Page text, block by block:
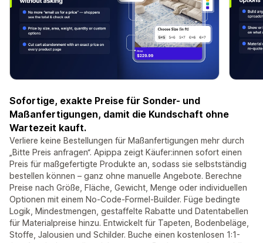
Sofortige, exakte Preise für Sonder- und
Maßanfertigungen, damit die Kundschaft ohne
Wartezeit kauft.
Verliere keine Bestellungen für Maßanfertigungen mehr durch
„Bitte Preis anfragen“. Apippa zeigt Käufer:innen sofort einen
Preis für maßgefertigte Produkte an, sodass sie selbstständig
bestellen können – ganz ohne manuelle Angebote. Berechne
Preise nach Größe, Fläche, Gewicht, Menge oder individuellen
Optionen mit einem No-Code-Formel-Builder. Füge bedingte
Logik, Mindestmengen, gestaffelte Rabatte und Datentabellen
für Materialpreise hinzu. Entwickelt für Tapeten, Bodenbeläge,
Stoffe, Jalousien und Schilder. Buche einen kostenlosen 1:1-